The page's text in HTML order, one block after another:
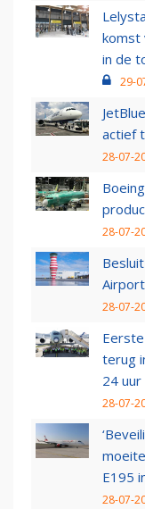
komst
in de
29-
actief
28-07-
28-07-
28-07-
terug
24 uur
28-07-
E195
28-07-